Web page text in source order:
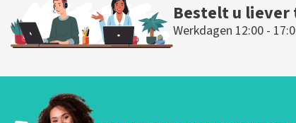
Bestelt u liever
Werkdagen 12:00 -